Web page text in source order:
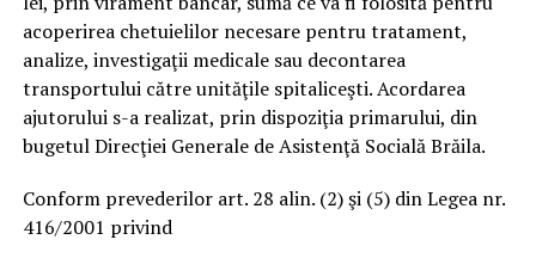
acoperirea chetuielilor necesare pentru tratament,
analize, investigaţii medicale sau decontarea
transportului către unităţile spitaliceşti. Acordarea
ajutorului s-a realizat, prin dispoziţia primarului, din
bugetul Direcţiei Generale de Asistenţă Socială Brăila.
Conform prevederilor art. 28 alin. (2) şi (5) din Legea nr.
416/2001 privind